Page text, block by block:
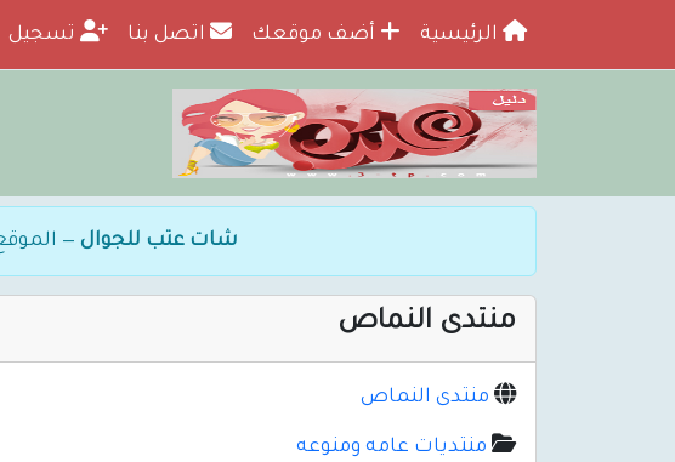
الرئيسية أضف موقعك اتصل بنا تسجيل
شات عتب للجوال —
منتدى النماص
منتدى النماص
منتديات عامه ومنوعه